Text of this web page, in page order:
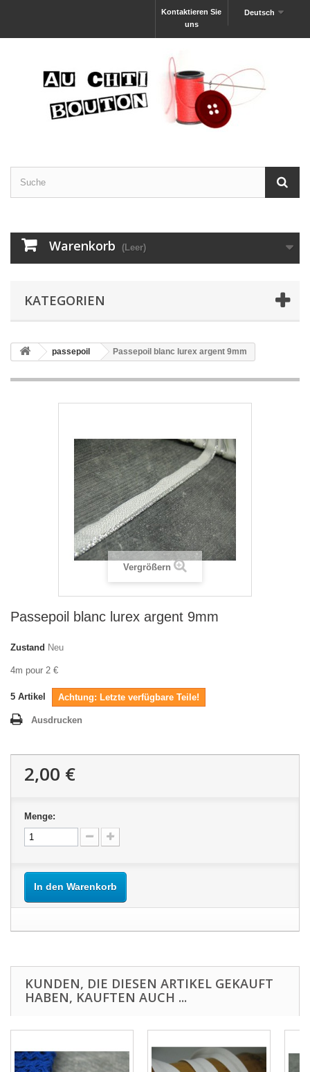
Deutsch
Kontaktieren Sie
uns
Warenkorb (Leer)
KATEGORIEN
passepoil Passepoil blanc lurex argent 9mm
Vergrößern
Passepoil blanc lurex argent 9mm
Zustand Neu
4m pour 2 €
5 Artikel Achtung: Letzte verfügbare Teile!
Ausdrucken
2,00 €
Menge:
In den Warenkorb
KUNDEN, DIE DIESEN ARTIKEL GEKAUFT
HABEN, KAUFTEN AUCH ...